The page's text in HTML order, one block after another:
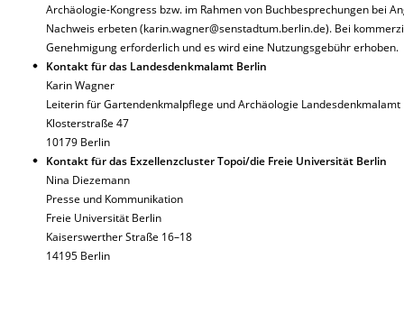
Archäologie-Kongress bzw. im Rahmen von Buchbesprechungen bei
Nachweis erbeten (karin.wagner@senstadtum.berlin.de). Bei
Genehmigung erforderlich und es wird eine Nutzungsgebühr erhoben.
Kontakt für das Landesdenkmalamt Berlin
Karin Wagner
Leiterin für Gartendenkmalpflege und Archäologie Landesdenkmalamt
Klosterstraße 47
10179 Berlin
Kontakt für das Exzellenzcluster Topoi/die Freie Universität Berlin
Nina Diezemann
Presse und Kommunikation
Freie Universität Berlin
Kaiserswerther Straße 16–18
14195 Berlin